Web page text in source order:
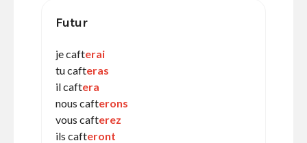
Futur
je cafterai
tu cafteras
il caftera
nous cafterons
vous cafterez
ils cafteront